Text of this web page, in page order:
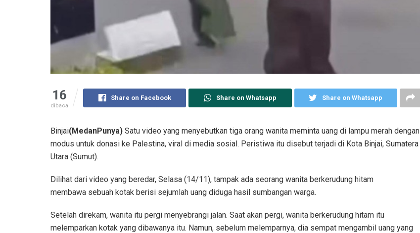
16
dibaca
Share on Facebook Share on Whatsapp Share on Whatsapp
Binjai(MedanPunya) Satu video yang menyebutkan tiga orang wanita meminta uang di lampu merah dengan
modus untuk donasi ke Palestina, viral di media sosial. Peristiwa itu disebut terjadi di Kota Binjai, Sumatera
Utara (Sumut).
Dilihat dari video yang beredar, Selasa (14/11), tampak ada seorang wanita berkerudung hitam
membawa sebuah kotak berisi sejumlah uang diduga hasil sumbangan warga.
Setelah direkam, wanita itu pergi menyebrangi jalan. Saat akan pergi, wanita berkerudung hitam itu
melemparkan kotak yang dibawanya itu. Namun, sebelum melemparnya, dia sempat mengambil uang yang